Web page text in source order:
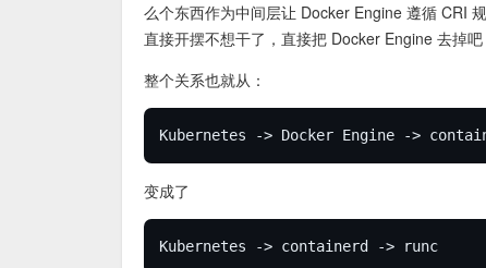
么个东西作为中间层让 Docker Engine 遵循 CRI 规
直接开摆不想干了，直接把 Docker Engine 去掉
整个关系也就从：
变成了